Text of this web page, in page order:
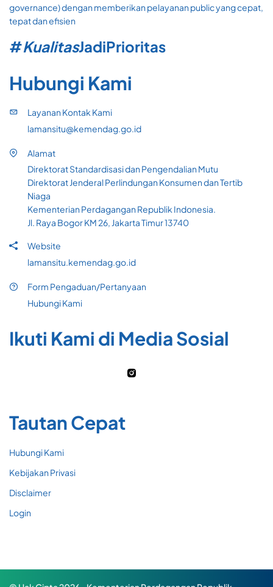
governance) dengan memberikan pelayanan public yang cepat,
tepat dan efisien
#KualitasJadiPrioritas
Hubungi Kami
Layanan Kontak Kami
lamansitu@kemendag.go.id
Alamat
Direktorat Standardisasi dan Pengendalian Mutu
Direktorat Jenderal Perlindungan Konsumen dan Tertib
Niaga
Kementerian Perdagangan Republik Indonesia.
Jl. Raya Bogor KM 26, Jakarta Timur 13740
Website
lamansitu.kemendag.go.id
Form Pengaduan/Pertanyaan
Hubungi Kami
Ikuti Kami di Media Sosial
Tautan Cepat
Hubungi Kami
Kebijakan Privasi
Disclaimer
Login